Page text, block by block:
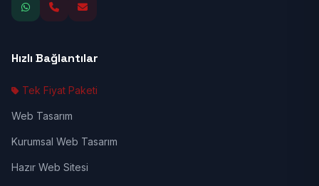
Hızlı Bağlantılar
Tek Fiyat Paketi
Web Tasarım
Kurumsal Web Tasarım
Hazır Web Sitesi